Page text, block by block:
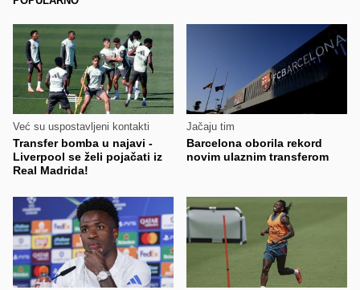
Već su uspostavljeni kontakti
Transfer bomba u najavi -
Liverpool se želi pojačati iz
Real Madrida!
Jačaju tim
Barcelona oborila rekord
novim ulaznim transferom